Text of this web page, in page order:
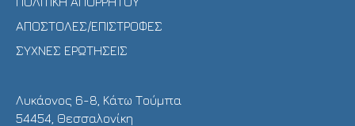
ΑΠΟΣΤΟΛΕΣ/ΕΠΙΣΤΡΟΦΕΣ
ΣΥΧΝΕΣ ΕΡΩΤΗΣΕΙΣ
Λυκάονος 6-8, Κάτω Τούμπα
54454, Θεσσαλονίκη